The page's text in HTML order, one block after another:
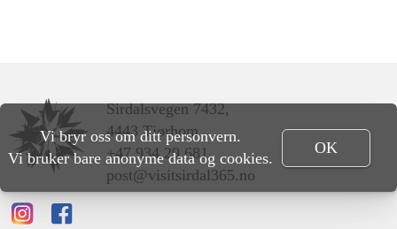
Sirdalsvegen 7432,
4443 Tjørhom
+47 934 29 681
post@visitsirdal365.no
Vi bryr oss om ditt personvern.
Vi bruker bare anonyme data og cookies.
OK